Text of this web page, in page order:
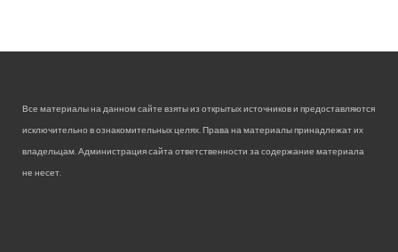
Все материалы на данном сайте взяты из открытых источников и предоставляются
исключительно в ознакомительных целях. Права на материалы принадлежат их
владельцам. Администрация сайта ответственности за содержание материала
не несет.